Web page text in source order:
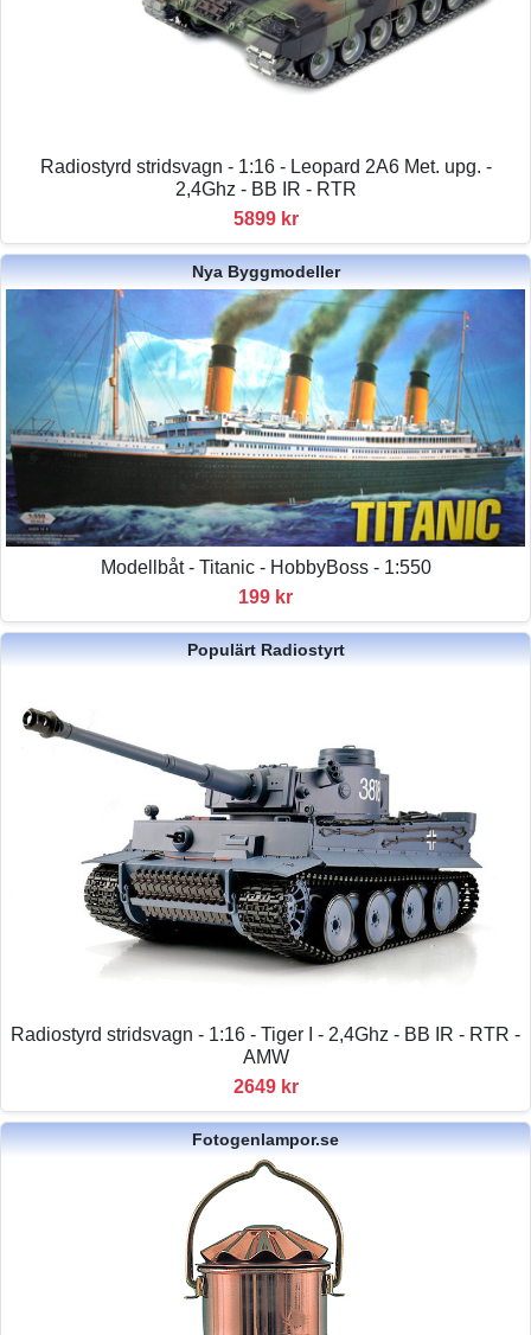
Radiostyrd stridsvagn - 1:16 - Leopard 2A6 Met. upg. -
2,4Ghz - BB IR - RTR
5899 kr
Nya Byggmodeller
Modellbåt - Titanic - HobbyBoss - 1:550
199 kr
Populärt Radiostyrt
Radiostyrd stridsvagn - 1:16 - Tiger I - 2,4Ghz - BB IR - RTR -
AMW
2649 kr
Fotogenlampor.se